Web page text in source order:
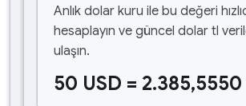
Anlık dolar kuru ile bu değeri
hesaplayın ve güncel dolar tl
ulaşın.
50 USD = 2.385,5550